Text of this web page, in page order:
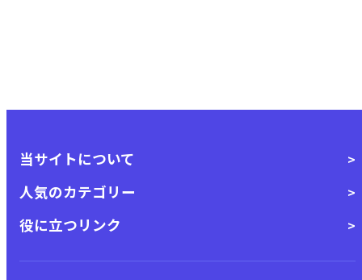
当サイトについて
人気のカテゴリー
役に立つリンク